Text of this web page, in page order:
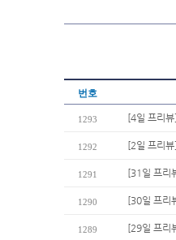
번호
1293 [4일 프리
1292 [2일 프리
1291 [31일 프리
1290 [30일 프리
1289 [29일 프리